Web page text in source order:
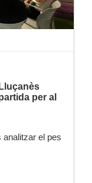
per al
el pes